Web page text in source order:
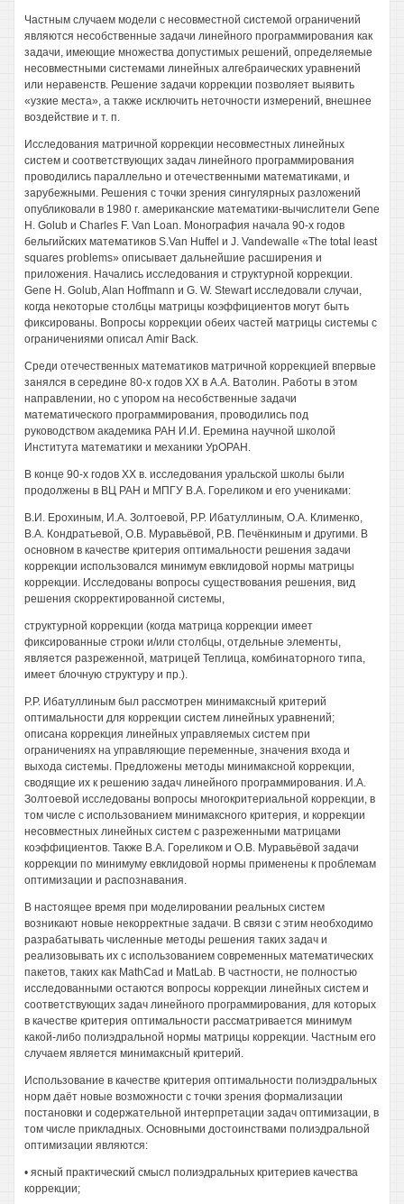
Частным случаем модели с несовместной системой ограничений
являются несобственные задачи линейного программирования как
задачи, имеющие множества допустимых решений, определяемые
несовместными системами линейных алгебраических уравнений
или неравенств. Решение задачи коррекции позволяет выявить
«узкие места», а также исключить неточности измерений, внешнее
воздействие и т. п.
Исследования матричной коррекции несовместных линейных
систем и соответствующих задач линейного программирования
проводились параллельно и отечественными математиками, и
зарубежными. Решения с точки зрения сингулярных разложений
опубликовали в 1980 г. американские математики-вычислители Gene
H. Golub и Charles F. Van Loan. Монография начала 90-х годов
бельгийских математиков S.Van Huffel и J. Vandewalle «The total least
squares problems» описывает дальнейшие расширения и
приложения. Начались исследования и структурной коррекции.
Gene H. Golub, Alan Hoffmann и G. W. Stewart исследовали случаи,
когда некоторые столбцы матрицы коэффициентов могут быть
фиксированы. Вопросы коррекции обеих частей матрицы системы с
ограничениями описал Amir Back.
Среди отечественных математиков матричной коррекцией впервые
занялся в середине 80-х годов XX в A.A. Ватолин. Работы в этом
направлении, но с упором на несобственные задачи
математического программирования, проводились под
руководством академика РАН И.И. Еремина научной школой
Института математики и механики УрОРАН.
В конце 90-х годов XX в. исследования уральской школы были
продолжены в ВЦ РАН и МПГУ В.А. Гореликом и его учениками:
B.И. Ерохиным, И.А. Золтоевой, P.P. Ибатуллиным, O.A. Клименко,
В.А. Кондратьевой, О.В. Муравьёвой, Р.В. Печёнкиным и другими. В
основном в качестве критерия оптимальности решения задачи
коррекции использовался минимум евклидовой нормы матрицы
коррекции. Исследованы вопросы существования решения, вид
решения скорректированной системы,
структурной коррекции (когда матрица коррекции имеет
фиксированные строки и/или столбцы, отдельные элементы,
является разреженной, матрицей Теплица, комбинаторного типа,
имеет блочную структуру и пр.).
P.P. Ибатуллиным был рассмотрен минимаксный критерий
оптимальности для коррекции систем линейных уравнений;
описана коррекция линейных управляемых систем при
ограничениях на управляющие переменные, значения входа и
выхода системы. Предложены методы минимаксной коррекции,
сводящие их к решению задач линейного программирования. И.А.
Золтоевой исследованы вопросы многокритериальной коррекции, в
том числе с использованием минимаксного критерия, и коррекции
несовместных линейных систем с разреженными матрицами
коэффициентов. Также В.А. Гореликом и О.В. Муравьёвой задачи
коррекции по минимуму евклидовой нормы применены к проблемам
оптимизации и распознавания.
В настоящее время при моделировании реальных систем
возникают новые некорректные задачи. В связи с этим необходимо
разрабатывать численные методы решения таких задач и
реализовывать их с использованием современных математических
пакетов, таких как MathCad и MatLab. В частности, не полностью
исследованными остаются вопросы коррекции линейных систем и
соответствующих задач линейного программирования, для которых
в качестве критерия оптимальности рассматривается минимум
какой-либо полиэдральной нормы матрицы коррекции. Частным его
случаем является минимаксный критерий.
Использование в качестве критерия оптимальности полиэдральных
норм даёт новые возможности с точки зрения формализации
постановки и содержательной интерпретации задач оптимизации, в
том числе прикладных. Основными достоинствами полиэдральной
оптимизации являются:
• ясный практический смысл полиэдральных критериев качества
коррекции;